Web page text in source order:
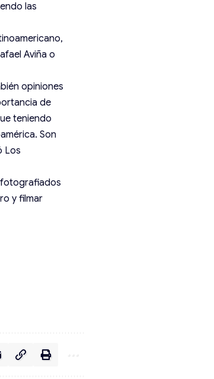
las
Aviña o
opiniones
de
teniendo
Son
Los
fotografiados
y filmar